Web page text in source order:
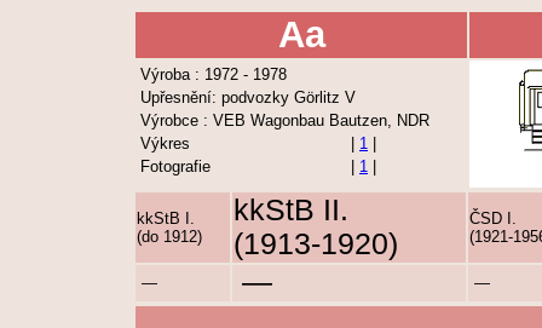
Aa
Výroba : 1972 - 1978
Upřesnění: podvozky Görlitz V
Výrobce : VEB Wagonbau Bautzen, NDR
Výkres
1
Fotografie
1
kkStB I.
(do 1912)
kkStB II.
(1913-1920)
ČSD I.
(1921-
— — —